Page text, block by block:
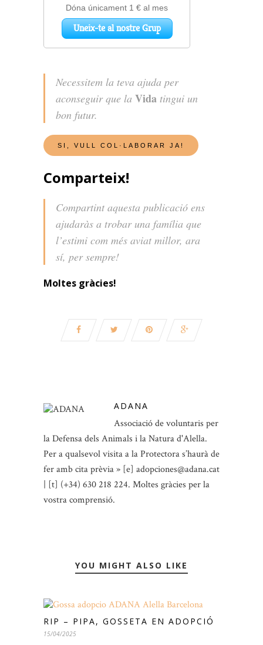
Necessitem la teva ajuda per
aconseguir que la Vida tingui un
bon futur.
Comparteix!
Compartint aquesta publicació ens
ajudaràs a trobar una família que
l’estimi com més aviat millor, ara
sí, per sempre!
Moltes gràcies!
ADANA
Associació de voluntaris per
la Defensa dels Animals i la Natura d'Alella.
Per a qualsevol visita a la Protectora s’haurà de
fer amb cita prèvia » [e] adopciones@adana.cat
| [t] (+34) 630 218 224. Moltes gràcies per la
vostra comprensió.
YOU MIGHT ALSO LIKE
RIP – PIPA, GOSSETA EN ADOPCIÓ
15/04/2025